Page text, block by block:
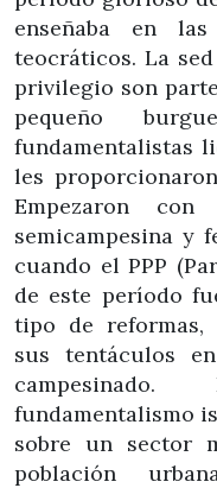
enseñaba en
teocráticos. La
privilegio son
pequeño
fundamentalistas
les
Empezaron
semicampesina y
cuando el PPP
de este período
tipo de reformas,
sus tentáculos
fundamentalismo
sobre un sector
población